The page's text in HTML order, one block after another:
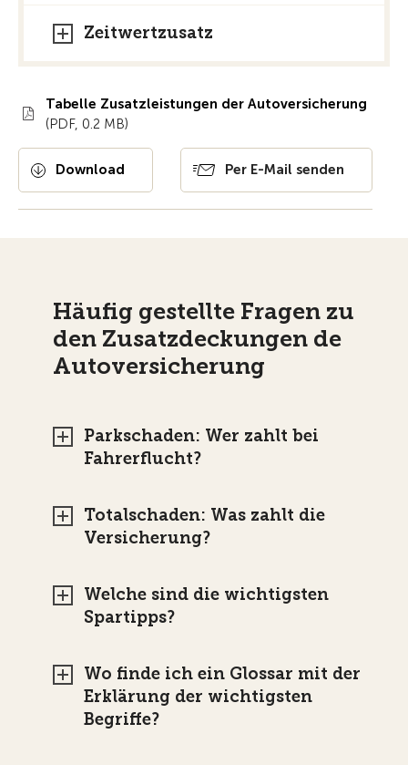
Zeitwertzusatz
Tabelle Zusatzleistungen der Autoversicherung
(PDF, 0.2 MB)
Download Per E-Mail senden
Häufig gestellte Fragen zu
den Zusatzdeckungen de
Autoversicherung
Parkschaden: Wer zahlt bei
Fahrerflucht?
Totalschaden: Was zahlt die
Versicherung?
Welche sind die wichtigsten
Spartipps?
Wo finde ich ein Glossar mit der
Erklärung der wichtigsten
Begriffe?